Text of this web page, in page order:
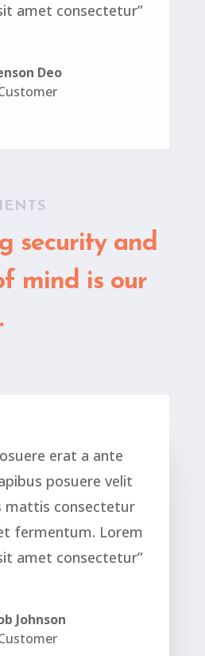
amet consectetur”
Deo
security and
mind is our
erat a ante
posuere velit
mattis consectetur
fermentum. Lorem
amet consectetur”
Johnson